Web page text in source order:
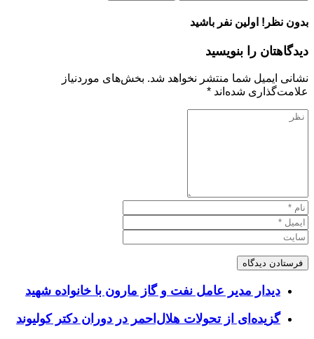
بدون نظر! اولین نفر باشید
دیدگاهتان را بنویسید
نشانی ایمیل شما منتشر نخواهد شد. بخش‌های موردنیاز
علامت‌گذاری شده‌اند *
دیدار مدیر عامل نفت و گاز مارون با خانواده شهید
گزیده‌ای از تحولات هلال‌احمر در دوران دکتر کولیوند